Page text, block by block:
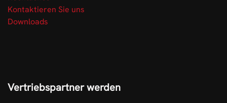
Kontaktieren Sie uns
Downloads
Vertriebspartner werden